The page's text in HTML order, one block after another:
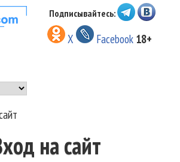
Перейти к основному
содержанию
Подписывайтесь:
X Facebook 18+
на сайт